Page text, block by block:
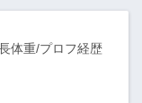
体重/プロフ経歴